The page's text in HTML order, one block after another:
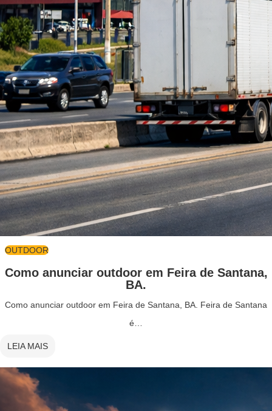
OUTDOOR
Como anunciar outdoor em Feira de Santana,
BA.
Como anunciar outdoor em Feira de Santana, BA. Feira de Santana
é…
LEIA MAIS